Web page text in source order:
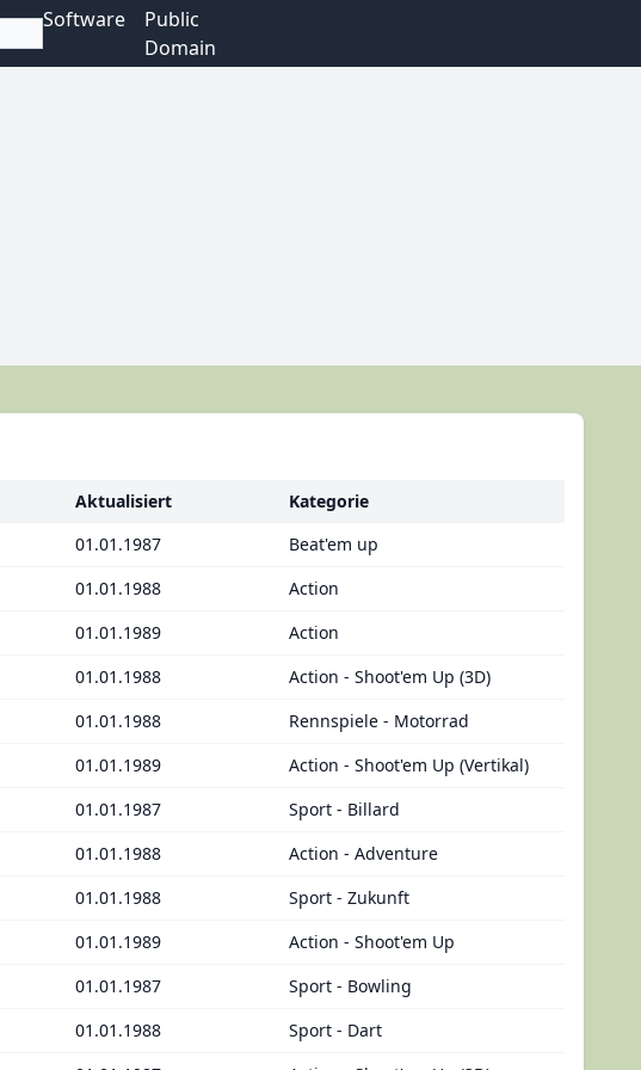
Software
Public
Domain
Aktualisiert
Kategorie
01.01.1987
Beat'em up
01.01.1988
Action
01.01.1989
Action
01.01.1988
Action - Shoot'em Up (3D)
01.01.1988
Rennspiele - Motorrad
01.01.1989
Action - Shoot'em Up (Vertikal)
01.01.1987
Sport - Billard
01.01.1988
Action - Adventure
01.01.1988
Sport - Zukunft
01.01.1989
Action - Shoot'em Up
01.01.1987
Sport - Bowling
01.01.1988
Sport - Dart